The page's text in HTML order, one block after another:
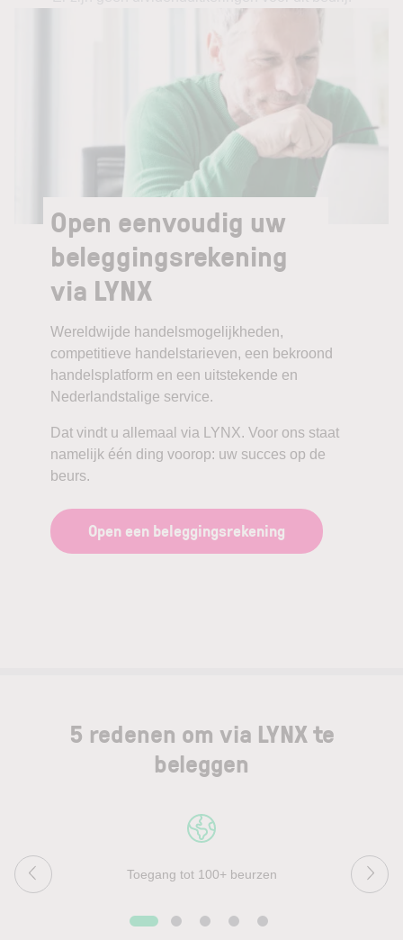
Open eenvoudig uw
beleggingsrekening
via LYNX
Wereldwijde handelsmogelijkheden,
competitieve handelstarieven, een bekroond
handelsplatform en een uitstekende en
Nederlandstalige service.
Dat vindt u allemaal via LYNX. Voor ons staat
namelijk één ding voorop: uw succes op de
beurs.
Open een beleggingsrekening
5 redenen om via LYNX te
beleggen
Toegang tot 100+ beurzen